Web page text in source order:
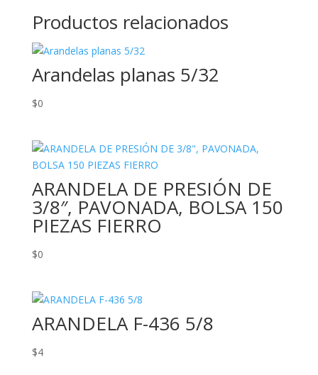
Productos relacionados
Arandelas planas 5/32
$0
ARANDELA DE PRESIÓN DE
3/8″, PAVONADA, BOLSA 150
PIEZAS FIERRO
$0
ARANDELA F-436 5/8
$4